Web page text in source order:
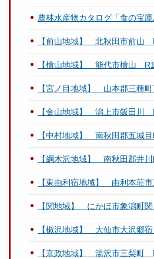
農林水産物カタログ「食の宝
【前山地域】 北秋田市前山
【檜山地域】 能代市檜山
【宮ノ目地域】 山本郡三種
【金山地域】 潟上市飯田川
【中村地域】 南秋田郡五城
【綱木沢地域】 南秋田郡井
【東由利宿地域】 由利本荘
【関地域】 にかほ市象潟町
【椒沢地域】 大仙市大沢郷
【京政地域】 湯沢市三梨町